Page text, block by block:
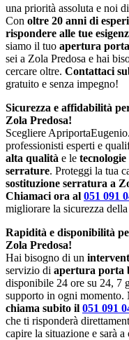
una priorità assoluta e noi
Con oltre 20 anni di
rispondere alle tue
siamo il tuo apertura
sei a Zola Predosa e hai
cercare oltre. Contattaci
gratuito e senza impegno!
Sicurezza e affidabilità
Zola Predosa!
Scegliere
professionisti esperti e
alta qualità e le
serrature. Proteggi la tua
sostituzione serratura a
Chiamaci ora al 051 091
migliorare la sicurezza
Rapidità e disponibilità
Zola Predosa!
Hai bisogno di un
servizio di apertura porta
disponibile 24 ore su 24, 7
supporto in ogni momento.
chiama subito il 051 091
che ti risponderà
capire la situazione e sarà